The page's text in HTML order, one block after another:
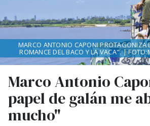
Marco Antonio
papel de galán me
mucho"
MARCO ANTONIO CAPONI PROTAGONIZA
ROMANCE DEL BACO Y LA VACA". |